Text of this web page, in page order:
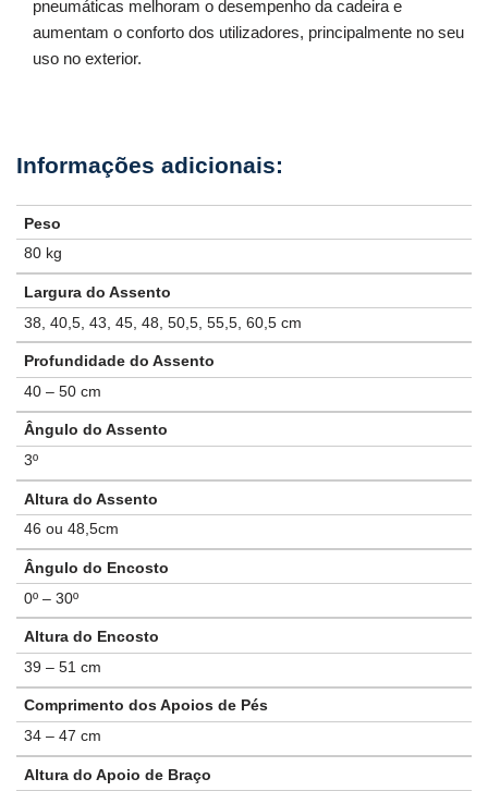
pneumáticas melhoram o desempenho da cadeira e
aumentam o conforto dos utilizadores, principalmente no seu
uso no exterior.
Peso
80 kg
Largura do Assento
38, 40,5, 43, 45, 48, 50,5, 55,5, 60,5 cm
Profundidade do Assento
40 – 50 cm
Ângulo do Assento
3º
Altura do Assento
46 ou 48,5cm
Ângulo do Encosto
0º – 30º
Altura do Encosto
39 – 51 cm
Comprimento dos Apoios de Pés
34 – 47 cm
Altura do Apoio de Braço